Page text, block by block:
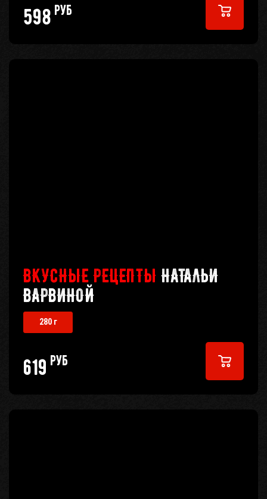
598 руб
ВКУСНЫЕ РЕЦЕПТЫ НАТАЛЬИ
ВАРВИНОЙ
280 г
619 руб